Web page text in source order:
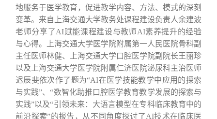
地服务于医学教育，促进教学内容、方法、模式的深刻
变革。 来自 上海交通大学教务处课程建设负责人余建波
老师分享了AI赋能课程建设与教师AI素养提升的经验
与心得。上海交通大学医学院附属第一人民医院骨科副
主任医师林健、上海交通大学口腔医学院副院长王丽珍
以及上海交通大学医学院附属仁济医院泌尿科主治医师
迟辰斐依次作了题为“AI在医学技能教学中应用的探索
与实践”、“数智化助推口腔医学教育教学发展的探索与
实践”以及“引领未来：大语言模型在专科临床教育中的
前沿探索”的报告 ， 从不同角度探讨了AI技术在 临床医